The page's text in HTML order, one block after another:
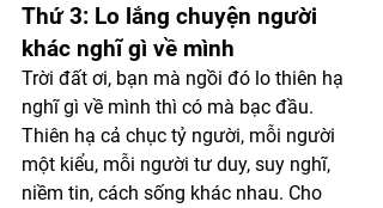
Thứ 3: Lo lắng chuyện người
khác nghĩ gì về mình
Trời đất ơi, bạn mà ngồi đó lo thiên hạ
nghĩ gì về mình thì có mà bạc đầu.
Thiên hạ cả chục tỷ người, mỗi người
một kiểu, mỗi người tư duy, suy nghĩ,
niềm tin, cách sống khác nhau. Cho